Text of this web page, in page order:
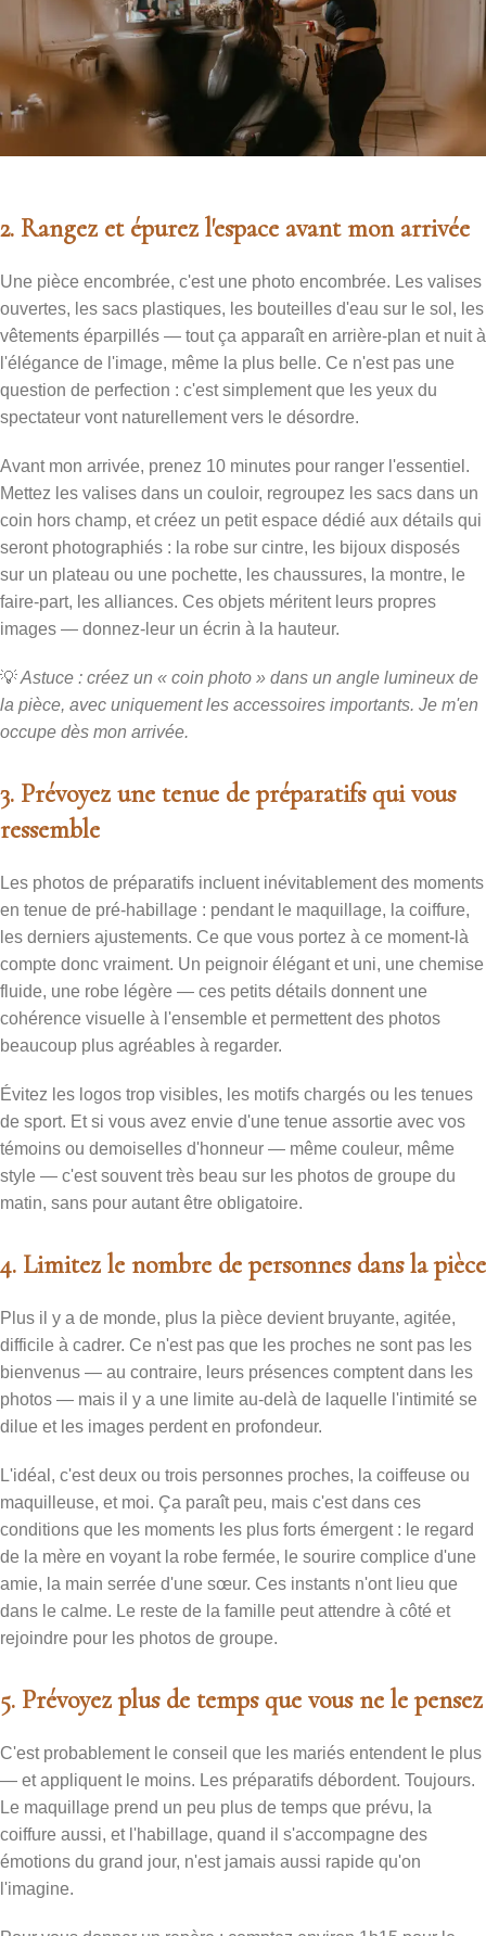
2. Rangez et épurez l'espace avant mon arrivée
Une pièce encombrée, c'est une photo encombrée. Les valises
ouvertes, les sacs plastiques, les bouteilles d'eau sur le sol, les
vêtements éparpillés — tout ça apparaît en arrière-plan et nuit à
l'élégance de l'image, même la plus belle. Ce n'est pas une
question de perfection : c'est simplement que les yeux du
spectateur vont naturellement vers le désordre.
Avant mon arrivée, prenez 10 minutes pour ranger l'essentiel.
Mettez les valises dans un couloir, regroupez les sacs dans un
coin hors champ, et créez un petit espace dédié aux détails qui
seront photographiés : la robe sur cintre, les bijoux disposés
sur un plateau ou une pochette, les chaussures, la montre, le
faire-part, les alliances. Ces objets méritent leurs propres
images — donnez-leur un écrin à la hauteur.
💡Astuce : créez un « coin photo » dans un angle lumineux de
la pièce, avec uniquement les accessoires importants. Je m'en
occupe dès mon arrivée.
3. Prévoyez une tenue de préparatifs qui vous
ressemble
Les photos de préparatifs incluent inévitablement des moments
en tenue de pré-habillage : pendant le maquillage, la coiffure,
les derniers ajustements. Ce que vous portez à ce moment-là
compte donc vraiment. Un peignoir élégant et uni, une chemise
fluide, une robe légère — ces petits détails donnent une
cohérence visuelle à l'ensemble et permettent des photos
beaucoup plus agréables à regarder.
Évitez les logos trop visibles, les motifs chargés ou les tenues
de sport. Et si vous avez envie d'une tenue assortie avec vos
témoins ou demoiselles d'honneur — même couleur, même
style — c'est souvent très beau sur les photos de groupe du
matin, sans pour autant être obligatoire.
4. Limitez le nombre de personnes dans la pièce
Plus il y a de monde, plus la pièce devient bruyante, agitée,
difficile à cadrer. Ce n'est pas que les proches ne sont pas les
bienvenus — au contraire, leurs présences comptent dans les
photos — mais il y a une limite au-delà de laquelle l'intimité se
dilue et les images perdent en profondeur.
L'idéal, c'est deux ou trois personnes proches, la coiffeuse ou
maquilleuse, et moi. Ça paraît peu, mais c'est dans ces
conditions que les moments les plus forts émergent : le regard
de la mère en voyant la robe fermée, le sourire complice d'une
amie, la main serrée d'une sœur. Ces instants n'ont lieu que
dans le calme. Le reste de la famille peut attendre à côté et
rejoindre pour les photos de groupe.
5. Prévoyez plus de temps que vous ne le pensez
C'est probablement le conseil que les mariés entendent le plus
— et appliquent le moins. Les préparatifs débordent. Toujours.
Le maquillage prend un peu plus de temps que prévu, la
coiffure aussi, et l'habillage, quand il s'accompagne des
émotions du grand jour, n'est jamais aussi rapide qu'on
l'imagine.